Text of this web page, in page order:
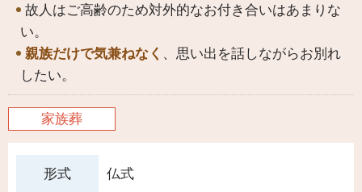
故人はご高齢のため対外的なお付き合いはあまりな
い。
親族だけで気兼ねなく 、思い出を話しながらお別れ
したい。
家族葬
形式 仏式